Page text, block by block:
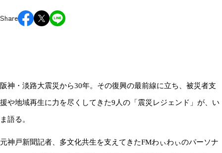
Share
阪神・淡路大震災から30年。その復興の最前線に立ち、被災者支
援や地域再生に力を尽くしてきた9人の「震災レジェンド」が、い
ま語る。
元神戸新聞記者、多文化共生を支えてきたFMわぃわぃのパーソナ